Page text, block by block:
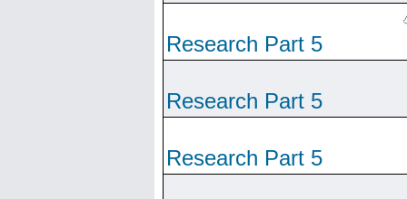
Research Part 5
Research Part 5
Research Part 5